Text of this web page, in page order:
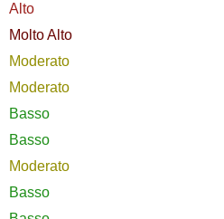
Alto
Molto Alto
Moderato
Moderato
Basso
Basso
Moderato
Basso